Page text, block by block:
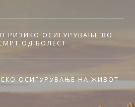
РИЗИКО ОСИГУРУВАЊЕ ВО
ОД БОЛЕСТ
ОСИГУРУВАЊЕ НА ЖИВОТ